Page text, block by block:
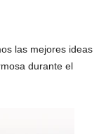
las mejores ideas
durante el